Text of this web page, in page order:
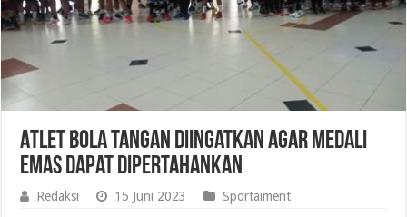
Atlet Bola Tangan Diingatkan Agar Medali
Emas Dapat Dipertahankan
Redaksi 15 Juni 2023 Sportaiment